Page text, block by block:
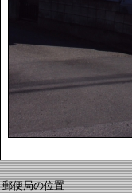
郵便局の位置